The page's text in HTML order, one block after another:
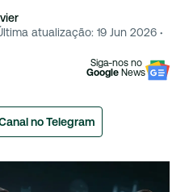
atualização: 19 Jun 2026 ·
Siga-nos no
Google News
no Telegram